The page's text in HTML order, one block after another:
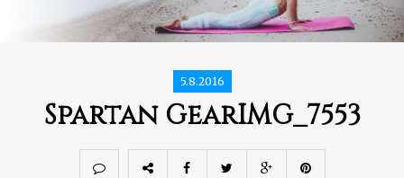
5.8.2016
Spartan GearIMG_7553